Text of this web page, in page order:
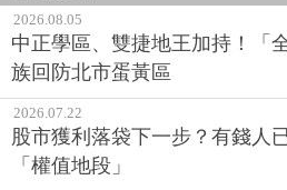
2026.08.05
中正學區、雙捷地王加持！「
族回防北市蛋黃區
2026.07.22
股市獲利落袋下一步？有錢
「權值地段」